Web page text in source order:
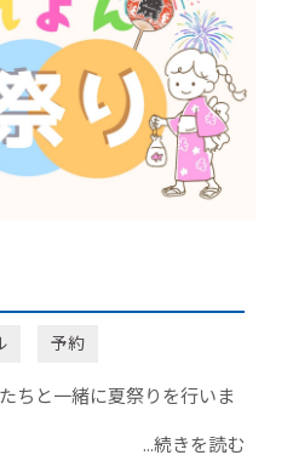
予約
ちと一緒に夏祭りを行いま
...続きを読む